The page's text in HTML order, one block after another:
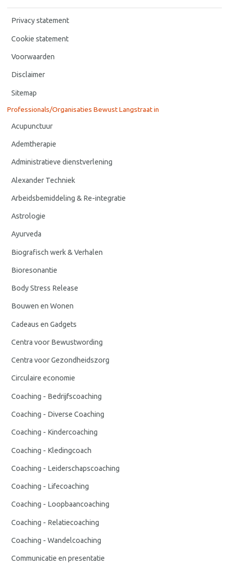
Privacy statement
Cookie statement
Voorwaarden
Disclaimer
Sitemap
Professionals/Organisaties Bewust Langstraat in
Acupunctuur
Ademtherapie
Administratieve dienstverlening
Alexander Techniek
Arbeidsbemiddeling & Re-integratie
Astrologie
Ayurveda
Biografisch werk & Verhalen
Bioresonantie
Body Stress Release
Bouwen en Wonen
Cadeaus en Gadgets
Centra voor Bewustwording
Centra voor Gezondheidszorg
Circulaire economie
Coaching - Bedrijfscoaching
Coaching - Diverse Coaching
Coaching - Kindercoaching
Coaching - Kledingcoach
Coaching - Leiderschapscoaching
Coaching - Lifecoaching
Coaching - Loopbaancoaching
Coaching - Relatiecoaching
Coaching - Wandelcoaching
Communicatie en presentatie